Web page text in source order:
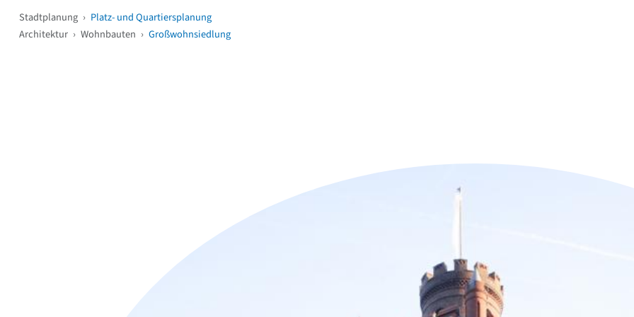
Stadtplanung › Platz- und Quartiersplanung
Architektur › Wohnbauten › Großwohnsiedlung